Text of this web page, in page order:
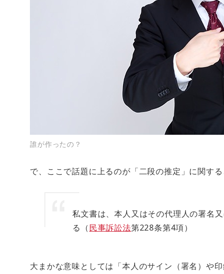
誰が作ったの？
で、ここで話題に上るのが「二段の推定」に関する
私文書は、本人又はその代理人の署名
る（民事訴訟法第228条第4項）
大まかな意味としては 「本人のサイン（署名）や